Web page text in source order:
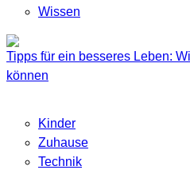
Wissen
Tipps für ein besseres Leben:
können
Kinder
Zuhause
Technik